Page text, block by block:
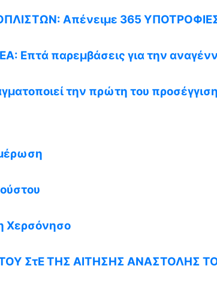
Απένειμε 365 ΥΠΟΤΡΟΦΙΕΣ
Επτά παρεμβάσεις για την
την πρώτη του προσέγγιση
Χερσόνησο
ΣτΕ ΤΗΣ ΑΙΤΗΣΗΣ ΑΝΑΣΤΟΛΗΣ